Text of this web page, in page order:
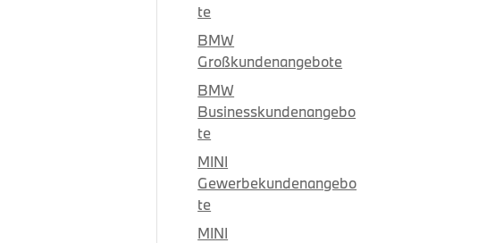
te
BMW
Großkundenangebote
BMW
Businesskundenangebo
te
MINI
Gewerbekundenangebo
te
MINI